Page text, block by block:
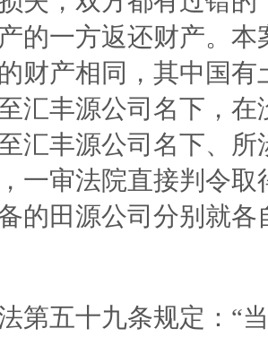
的一方返还财产。
财产相同，其中国
汇丰源公司名下，
汇丰源公司名下、
一审法院直接判令
的田源公司分别就
五十九条规定：“当